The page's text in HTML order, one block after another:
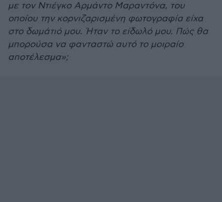
με τον Ντιέγκο Αρμάντο Μαραντόνα, του
οποίου την κορνιζαρισμένη φωτογραφία είχα
στο δωμάτιό μου. Ήταν το είδωλό μου. Πώς θα
μπορούσα να φανταστώ αυτό το μοιραίο
αποτέλεσμα»;